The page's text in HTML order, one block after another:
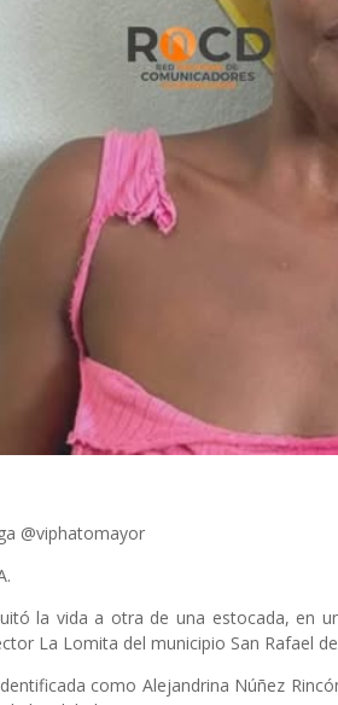
@viphatomayor
la vida a otra de una estocada, en
La Lomita del municipio San Rafael
como Alejandrina Núñez